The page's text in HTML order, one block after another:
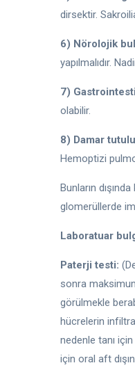
dirsektir.
6) Nörolojik
yapılmalıdır.
7)
olabilir.
8) Damar
Hemoptizi
Bunların
glomerüllerde
Laboratuar
Paterji testi:
sonra
görülmekle
hücrelerin
nedenle tanı
için oral aft